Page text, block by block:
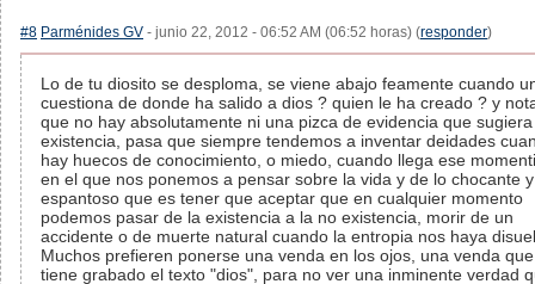
#8 Parménides GV - junio 22, 2012 - 06:52 AM (06:52 horas) (responder)
Lo de tu diosito se desploma, se viene abajo feamente cuando
cuestiona de donde ha salido a dios ? quien le ha creado ? y
que no hay absolutamente ni una pizca de evidencia que
existencia, pasa que siempre tendemos a inventar deidades
hay huecos de conocimiento, o miedo, cuando llega ese
en el que nos ponemos a pensar sobre la vida y de lo chocante y
espantoso que es tener que aceptar que en cualquier momento
podemos pasar de la existencia a la no existencia, morir de un
accidente o de muerte natural cuando la entropia nos haya
Muchos prefieren ponerse una venda en los ojos, una venda que
tiene grabado el texto "dios", para no ver una inminente verdad